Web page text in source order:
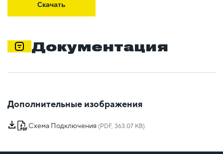
Скачать
Документация
Дополнительные изображения
Схема Подключения (PDF, 363.07 KB)